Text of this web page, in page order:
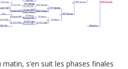
s’en suit les phases finales